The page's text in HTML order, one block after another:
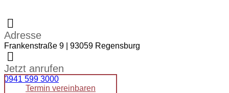
Adresse
Frankenstraße 9 | 93059 Regensburg
Jetzt anrufen
0941 599 3000
Termin vereinbaren